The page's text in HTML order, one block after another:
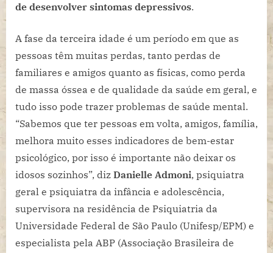
de desenvolver sintomas depressivos.
A fase da terceira idade é um período em que as
pessoas têm muitas perdas, tanto perdas de
familiares e amigos quanto as físicas, como perda
de massa óssea e de qualidade da saúde em geral, e
tudo isso pode trazer problemas de saúde mental.
“Sabemos que ter pessoas em volta, amigos, família,
melhora muito esses indicadores de bem-estar
psicológico, por isso é importante não deixar os
idosos sozinhos”, diz Danielle Admoni, psiquiatra
geral e psiquiatra da infância e adolescência,
supervisora na residência de Psiquiatria da
Universidade Federal de São Paulo (Unifesp/EPM) e
especialista pela ABP (Associação Brasileira de